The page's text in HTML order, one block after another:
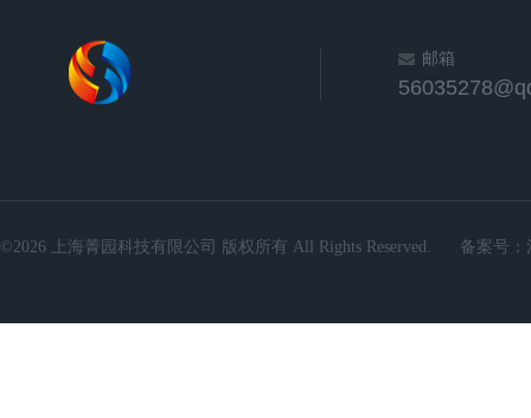
邮箱
©2026 上海菁园科技有限公司 版权所有 All Rights Reserved. 备案号：